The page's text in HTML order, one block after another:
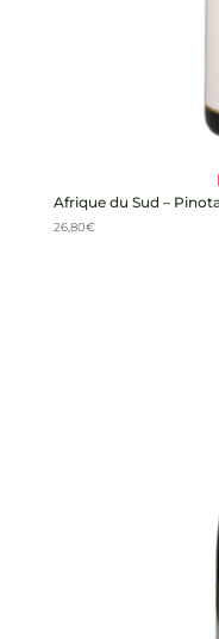
Afrique du Sud –
26,80€